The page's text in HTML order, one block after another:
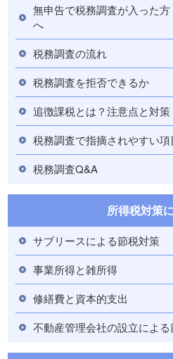
無申告で税務調査が入った
へ
税務調査の流れ
税務調査を拒否できるか
追徴課税とは？注意点と対策
税務調査で指摘されやすい項
税務調査Q&A
所得税対策
サブリースによる節税対策
事業所得と雑所得
修繕費と資本的支出
不動産管理会社の設立による